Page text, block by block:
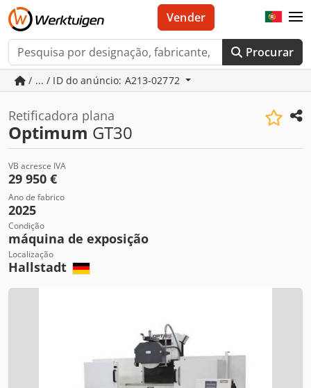
Procurar
Vender
/ ... / ID do anúncio: A213-02772
Retificadora plana
Optimum GT30
VB acresce IVA
29 950 €
Ano de fabrico
2025
Condição
máquina de exposição
Localização
Hallstadt